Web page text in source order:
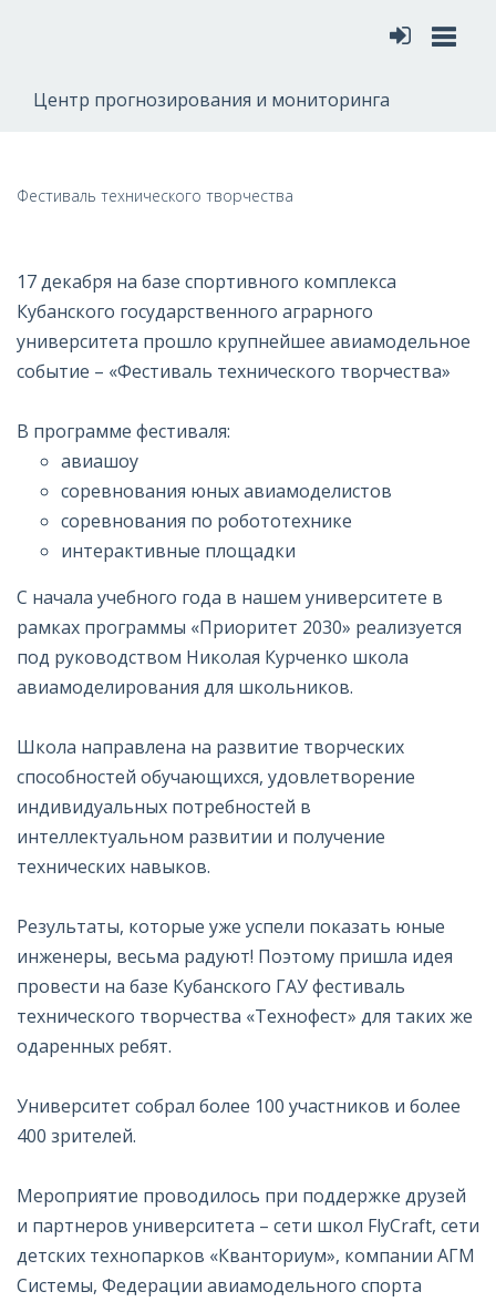
Центр прогнозирования и мониторинга
Фестиваль технического творчества
17 декабря на базе спортивного комплекса
Кубанского государственного аграрного
университета прошло крупнейшее авиамодельное
событие – «Фестиваль технического творчества»
В программе фестиваля:
авиашоу
соревнования юных авиамоделистов
соревнования по робототехнике
интерактивные площадки
С начала учебного года в нашем университете в
рамках программы «Приоритет 2030» реализуется
под руководством Николая Курченко школа
авиамоделирования для школьников.
Школа направлена на развитие творческих
способностей обучающихся, удовлетворение
индивидуальных потребностей в
интеллектуальном развитии и получение
технических навыков.
Результаты, которые уже успели показать юные
инженеры, весьма радуют! Поэтому пришла идея
провести на базе Кубанского ГАУ фестиваль
технического творчества «Технофест» для таких же
одаренных ребят.
Университет собрал более 100 участников и более
400 зрителей.
Мероприятие проводилось при поддержке друзей
и партнеров университета – сети школ FlyCraft, сети
детских технопарков «Кванториум», компании АГМ
Системы, Федерации авиамодельного спорта